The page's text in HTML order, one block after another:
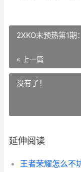
2XKO末预热第1
« 上一篇
没有了！
延伸阅读
王者荣耀怎么不